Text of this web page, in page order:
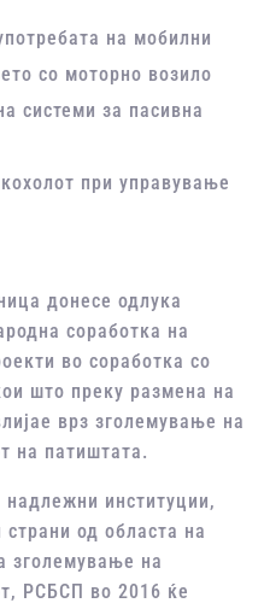
на мобилни
со моторно возило
системи за пасивна
при управување
донесе одлука
соработка на
во соработка со
што преку размена на
врз зголемување на
на патиштата.
институции,
од областа на
зголемување на
РСБСП во 2016 ќе